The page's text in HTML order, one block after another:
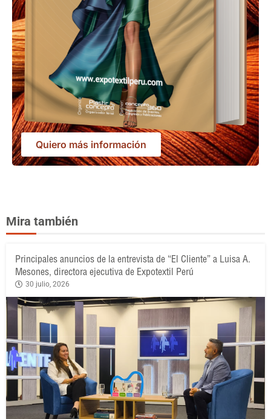
Quiero más información
Mira también
Principales anuncios de la entrevista de “El Cliente” a Luisa A.
Mesones, directora ejecutiva de Expotextil Perú
30 julio, 2026